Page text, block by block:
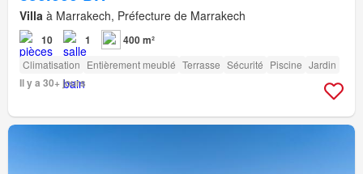
Villa à Marrakech, Préfecture de Marrakech
10 1 400 m²
Climatisation Entièrement meublé Terrasse Sécurité Piscine Jardin
Il y a 30+ jours